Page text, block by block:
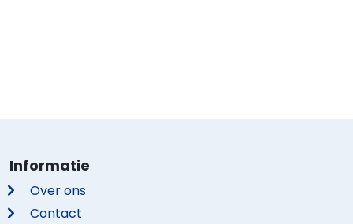
Informatie
Over ons
Contact